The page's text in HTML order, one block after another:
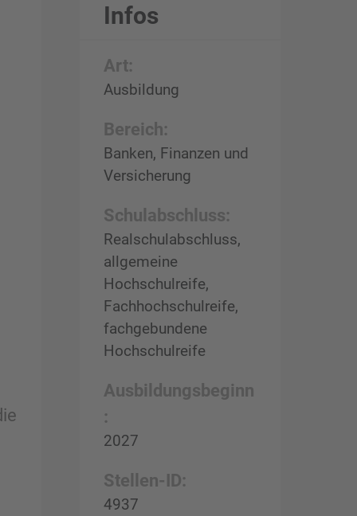
Infos
Art:
Ausbildung
Bereich:
Banken, Finanzen und
Versicherung
Schulabschluss:
Realschulabschluss,
allgemeine
Hochschulreife,
Fachhochschulreife,
fachgebundene
Hochschulreife
Ausbildungsbeginn
:
2027
Stellen-ID:
4937